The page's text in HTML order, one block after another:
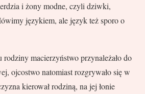
i żony modne, czyli dziwki,
językiem, ale język też sporo o
macierzyństwo przynależało do
ojcostwo natomiast rozgrywało się w
kierował rodziną, na jej łonie